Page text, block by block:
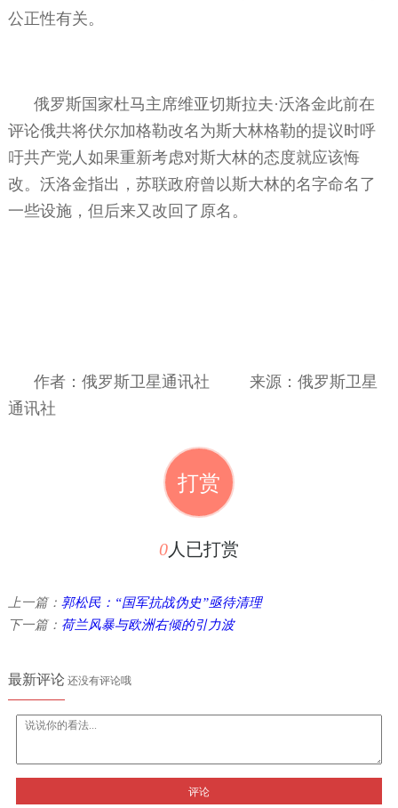
公正性有关。
俄罗斯国家杜马主席维亚切斯拉夫·沃洛金此前在
评论俄共将伏尔加格勒改名为斯大林格勒的提议时呼
吁共产党人如果重新考虑对斯大林的态度就应该悔
改。沃洛金指出，苏联政府曾以斯大林的名字命名了
一些设施，但后来又改回了原名。
作者：俄罗斯卫星通讯社
来源：俄罗斯卫星
通讯社
打赏
0人已打赏
上一篇： 郭松民：“国军抗战伪史”亟待清理
下一篇： 荷兰风暴与欧洲右倾的引力波
最新评论还没有评论哦
评论